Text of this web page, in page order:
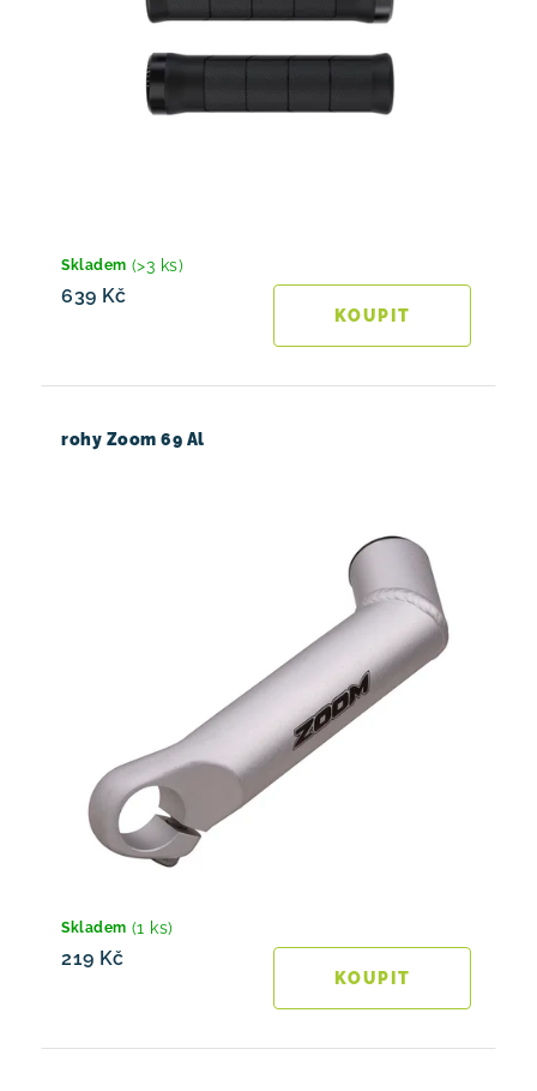
Skladem (>3 ks)
639 Kč
rohy Zoom 69 Al
Skladem (1 ks)
219 Kč